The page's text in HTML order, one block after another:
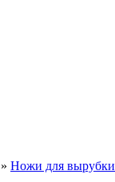
» Ножи для вырубки